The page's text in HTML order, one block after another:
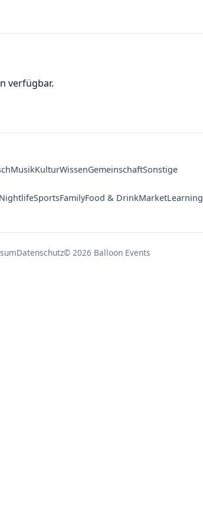
verfügbar.
MusikKulturWissenGemeinschaftSonstige
NightlifeSportsFamilyFood & DrinkMarketLearning
Datenschutz© 2026 Balloon Events